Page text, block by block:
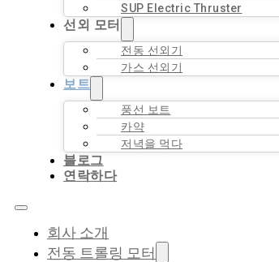
SUP Electric Thruster
선외 모터
전동 선외기
가스 선외기
보트
풍선 보트
카약
저녁을 먹다
블로그
연락하다
회사 소개
전동 트롤링 모터